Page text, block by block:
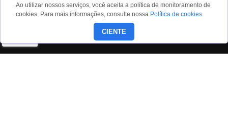
Contato:
estadaoconteudo@estadao.com
(11)99350-0439
Ao utilizar nossos serviços, você aceita a política de monitoramento de
cookies. Para mais informações, consulte nossa Política de cookies.
CIENTE